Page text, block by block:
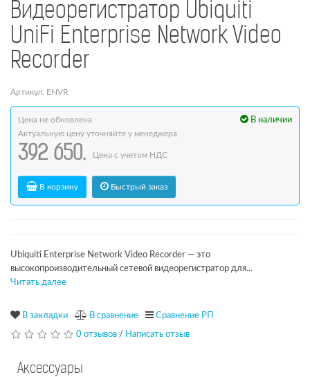
Видеорегистратор Ubiquiti
UniFi Enterprise Network Video
Recorder
Артикул: ENVR
В наличии
Цена не обновлена
Актуальную цену уточняйте у менеджера
392 650. Цена с учетом НДС
В корзину Быстрый заказ
Ubiquiti Enterprise Network Video Recorder — это
высокопроизводительный сетевой видеорегистратор для...
Читать далее
В закладки В сравнение Сравнение РП
0 отзывов / Написать отзыв
Аксессуары